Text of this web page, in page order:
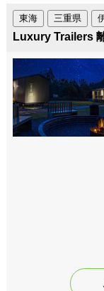
東海 三重県
Luxury Trailers